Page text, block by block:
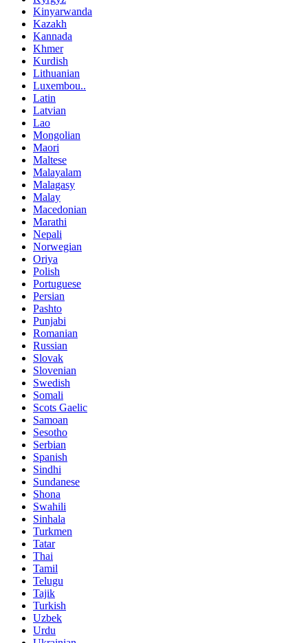
Kinyarwanda
Kazakh
Kannada
Khmer
Kurdish
Lithuanian
Luxembou..
Latin
Latvian
Lao
Mongolian
Maori
Maltese
Malayalam
Malagasy
Malay
Macedonian
Marathi
Nepali
Norwegian
Oriya
Polish
Portuguese
Persian
Pashto
Punjabi
Romanian
Russian
Slovak
Slovenian
Swedish
Somali
Scots Gaelic
Samoan
Sesotho
Serbian
Spanish
Sindhi
Sundanese
Shona
Swahili
Sinhala
Turkmen
Tatar
Thai
Tamil
Telugu
Tajik
Turkish
Uzbek
Urdu